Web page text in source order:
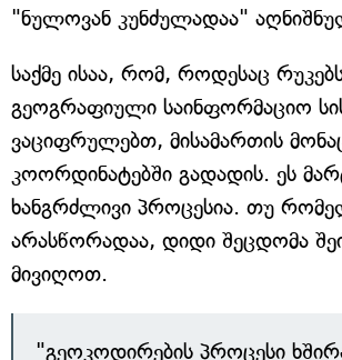
"ნულოვან კუნძულადაა"
საქმე ისაა, რომ, როდესაც
გეოგრაფიული საინფორმაციო
ვაციფრულებთ, მისამართის
კოორდინატებში გადადის. ეს
ხანგრძლივი პროცესია. თუ
არასწორადაა, დიდი შეცდომა
მივიღოთ.
"გეოკოდირების პროცესი